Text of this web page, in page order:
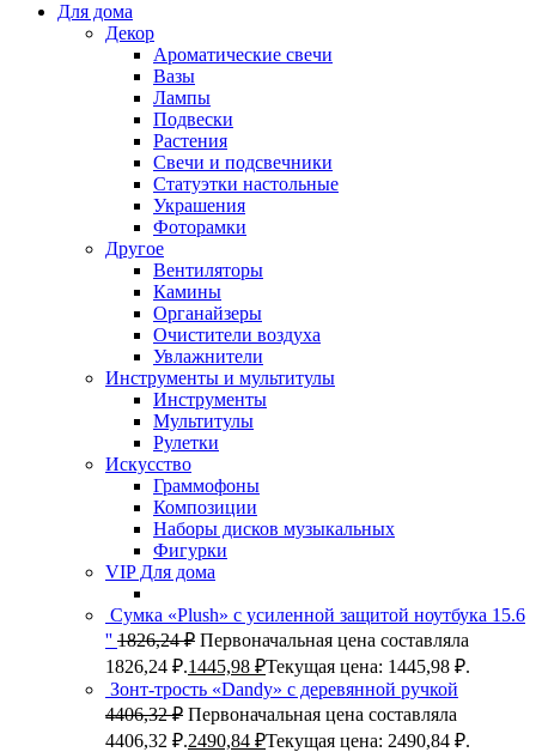
Для дома
Декор
Ароматические свечи
Вазы
Лампы
Подвески
Растения
Свечи и подсвечники
Статуэтки настольные
Украшения
Фоторамки
Другое
Вентиляторы
Камины
Органайзеры
Очистители воздуха
Увлажнители
Инструменты и мультитулы
Инструменты
Мультитулы
Рулетки
Искусство
Граммофоны
Композиции
Наборы дисков музыкальных
Фигурки
VIP Для дома
Сумка «Plush» c усиленной защитой ноутбука 15.6
'' 1826,24₽ Первоначальная цена составляла
1826,24 ₽.1445,98 ₽Текущая цена: 1445,98 ₽.
Зонт-трость «Dandy» с деревянной ручкой
4406,32₽ Первоначальная цена составляла
4406,32 ₽.2490,84 ₽Текущая цена: 2490,84 ₽.